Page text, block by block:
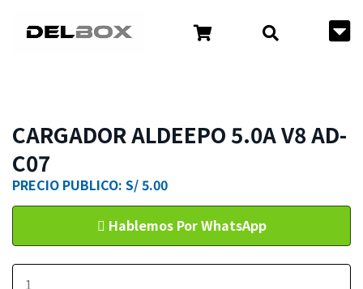
CARGADOR ALDEEPO 5.0A V8 AD-
C07
PRECIO PUBLICO: S/ 5.00
Hablemos Por WhatsApp